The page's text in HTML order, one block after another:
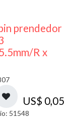
prendedor
R x
US$ 0,05
51548